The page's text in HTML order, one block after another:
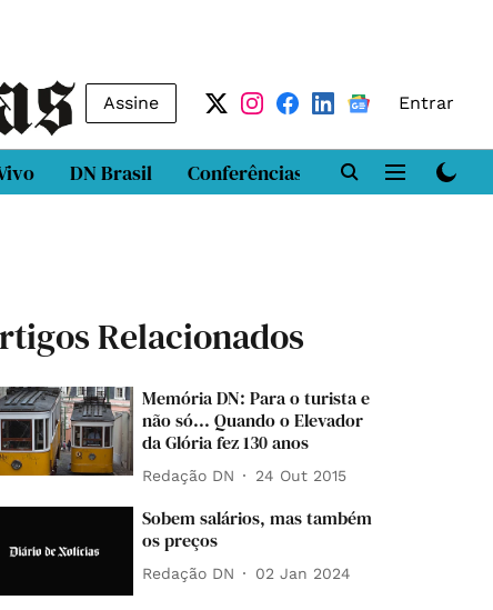
Assine Entrar
DN Brasil Conferências DN LAB
Relacionados
Memória DN: Para o turista e
não só... Quando o Elevador
da Glória fez 130 anos
Redação DN 24 Out 2015
Sobem salários, mas também
os preços
Redação DN 02 Jan 2024